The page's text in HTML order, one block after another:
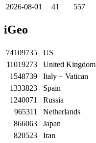
2026-08-01
41 557
iGeo
74109735
US
11019273
United Kingdom
1548739
Italy + Vatican
1333823
Spain
1240071
Russia
965311
Netherlands
866063
Japan
820523
Iran